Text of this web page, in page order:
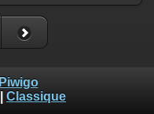
Piwigo
Classique